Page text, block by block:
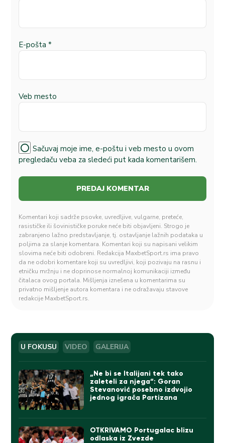
E-pošta *
Veb mesto
Sačuvaj moje ime, e-poštu i veb mesto u ovom
pregledaču veba za sledeći put kada komentarišem.
Komentari koji sadrže psovke, uvredljive, vulgarne, preteće,
rasističke ili šovinističke poruke neće biti objavljeni. Strogo je
zabranjeno lažno predstavljanje, tj. ostavljanje lažnih podataka u
poljima za slanje komentara. Komentari koji su napisani velikim
slovima neće biti odobreni. Redakcija MaxbetSport.rs ima pravo
da ne odobri komentare koji su uvredljivi, koji pozivaju na rasnu i
etničku mržnju i ne doprinose normalnoj komunikaciji između
čitalaca ovog portala. Mišljenja iznešena u komentarima su
privatno mišljenje autora komentara i ne odražavaju stavove
redakcije MaxbetSport.rs.
U FOKUSU VIDEO GALERIJA
„Ne bi se Italijani tek tako
zaleteli za njega“: Goran
Stevanović posebno izdvojio
jednog igrača Partizana
OTKRIVAMO Portugalac blizu
odlaska iz Zvezde